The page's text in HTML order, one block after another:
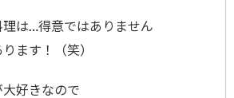
は…得意ではありません
ます！（笑）
好きなので